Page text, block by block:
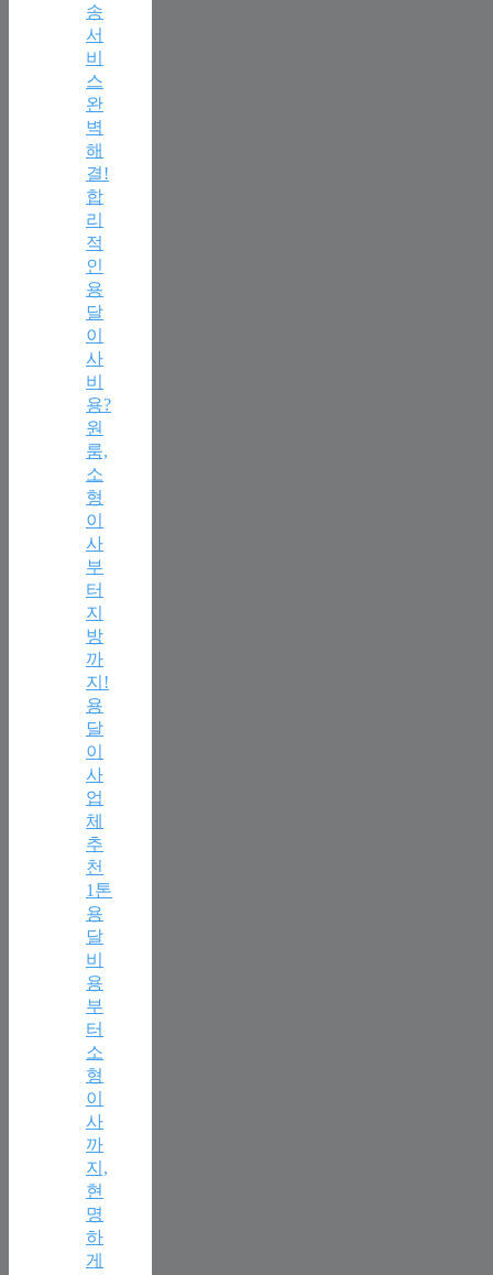
송
서
비
스
완
벽
해
결!
합
리
적
인
용
달
이
사
비
용?
원
룸,
소
형
이
사
부
터
지
방
까
지!
용
달
이
사
업
체
추
천
1톤
용
달
비
용
부
터
소
형
이
사
까
지,
현
명
하
게